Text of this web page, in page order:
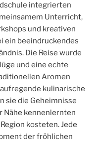
integrierten
Unterricht,
und kreativen
ein beeindruckendes
Die Reise wurde
und eine echte
Aromen
kulinarische
sie die Geheimnisse
Nähe kennenlernten
kosteten. Jede
der fröhlichen